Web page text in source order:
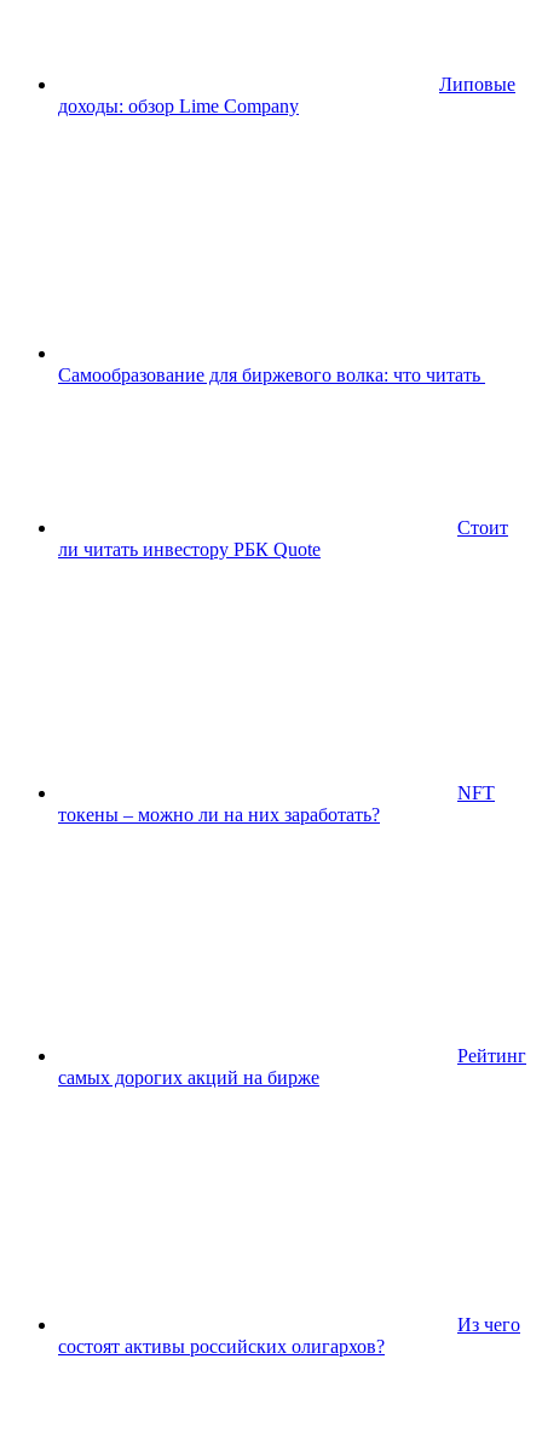
Липовые
доходы: обзор Lime Company
Самообразование для биржевого волка: что читать
Стоит
ли читать инвестору РБК Quote
NFT
токены – можно ли на них заработать?
Рейтинг
самых дорогих акций на бирже
Из чего
состоят активы российских олигархов?